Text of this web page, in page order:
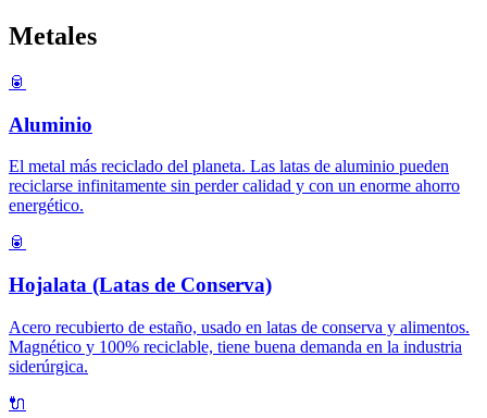
Metales
🥫
Aluminio
El metal más reciclado del planeta. Las latas de aluminio pueden
reciclarse infinitamente sin perder calidad y con un enorme ahorro
energético.
🥫
Hojalata (Latas de Conserva)
Acero recubierto de estaño, usado en latas de conserva y alimentos.
Magnético y 100% reciclable, tiene buena demanda en la industria
siderúrgica.
🔌